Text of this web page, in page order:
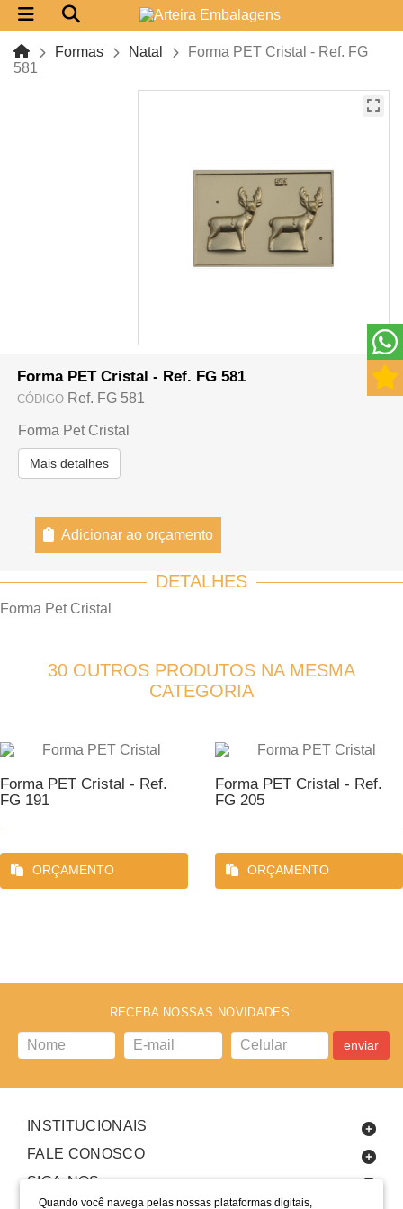
Quando você navega pelas nossas plataformas digitais,
Formas Natal
Forma PET Cristal - Ref. FG
581
Forma PET Cristal - Ref. FG 581
CÓDIGO Ref. FG 581
Forma Pet Cristal
Mais detalhes
Adicionar ao orçamento
DETALHES
Forma Pet Cristal
30 OUTROS PRODUTOS NA MESMA
CATEGORIA
Forma PET Cristal - Ref.
FG 191
ORÇAMENTO
Forma PET Cristal - Ref.
FG 205
ORÇAMENTO
RECEBA NOSSAS NOVIDADES:
enviar
INSTITUCIONAIS
FALE CONOSCO
SIGA-NOS